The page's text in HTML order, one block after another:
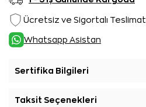
Ücretsiz ve Sigortalı Teslimat
Whatsapp Asistan
Sertifika Bilgileri
Taksit Seçenekleri